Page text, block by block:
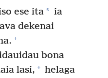
ese ita* ia
dekenai
+
bona
lasi, + helaga